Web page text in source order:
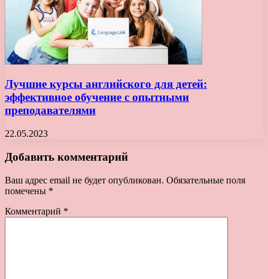
Лучшие курсы английского для детей:
эффективное обучение с опытными
преподавателями
22.05.2023
Добавить комментарий
Ваш адрес email не будет опубликован. Обязательные поля
помечены *
Комментарий *